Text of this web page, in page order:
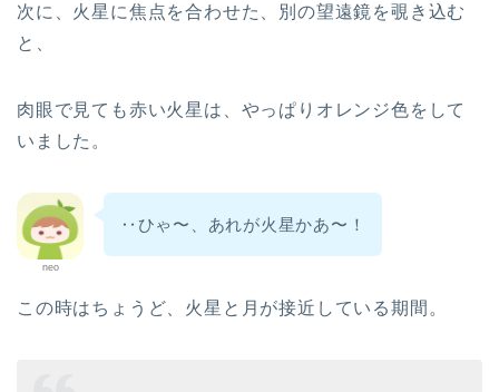
次に、火星に焦点を合わせた、別の望遠鏡を覗き込む
と、
肉眼で見ても赤い火星は、やっぱりオレンジ色をして
いました。
neo
‥ひゃ〜、あれが火星かあ〜！
この時はちょうど、火星と月が接近している期間。